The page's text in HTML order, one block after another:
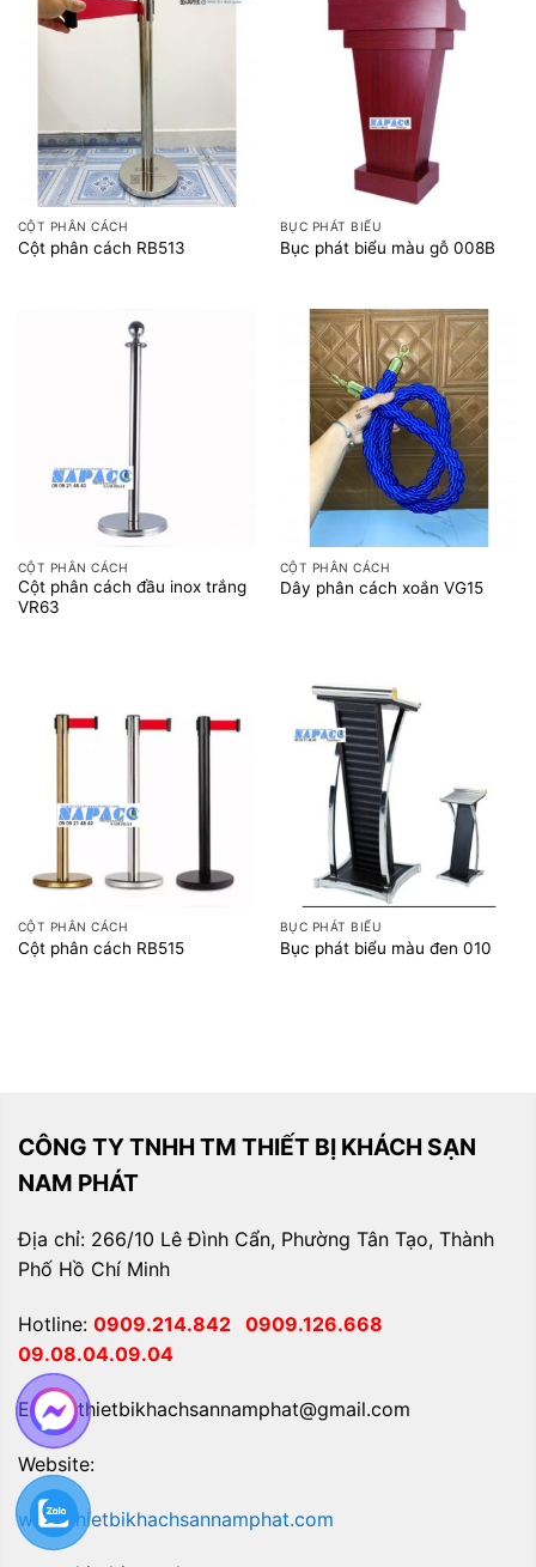
CỘT PHÂN CÁCH
Cột phân cách RB513
BỤC PHÁT BIỂU
Bục phát biểu màu gỗ 008B
CỘT PHÂN CÁCH
Cột phân cách đầu inox trắng
VR63
CỘT PHÂN CÁCH
Dây phân cách xoắn VG15
CỘT PHÂN CÁCH
Cột phân cách RB515
BỤC PHÁT BIỂU
Bục phát biểu màu đen 010
CÔNG TY TNHH TM THIẾT BỊ KHÁCH SẠN
NAM PHÁT
Địa chỉ: 266/10 Lê Đình Cẩn, Phường Tân Tạo, Thành
Phố Hồ Chí Minh
Hotline: 0909.214.842 0909.126.668
09.08.04.09.04
Email: thietbikhachsannamphat@gmail.com
Website:
www.thietbikhachsannamphat.com